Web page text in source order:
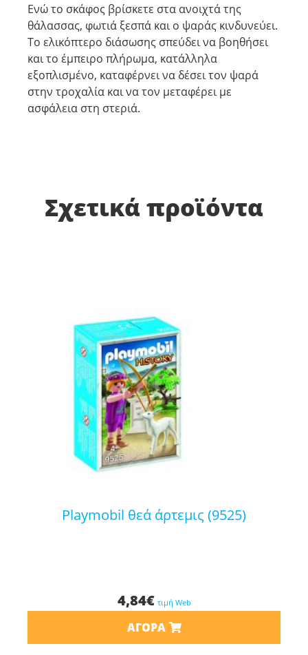
Ενώ το σκάφος βρίσκετε στα ανοιχτά της
θάλασσας, φωτιά ξεσπά και ο ψαράς κινδυνεύει.
Το ελικόπτερο διάσωσης σπεύδει να βοηθήσει
και το έμπειρο πλήρωμα, κατάλληλα
εξοπλισμένο, καταφέρνει να δέσει τον ψαρά
στην τροχαλία και να τον μεταφέρει με
ασφάλεια στη στεριά.
Σχετικά προϊόντα
playmobil θεά άρτεμις (9525)
4,84€ τιμή Web
ΑΓΟΡΆ